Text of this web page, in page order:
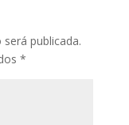
publicada.
*